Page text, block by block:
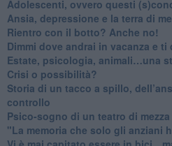
Adolescenti, ovvero questi
Ansia, depressione e la terra di
​Rientro con il botto? Anche no!
Dimmi dove andrai in vacanza e ti
​Estate, psicologia, animali…una
​Crisi o possibilità?
​Storia di un tacco a spillo,
controllo
​Psico-sogno di un teatro di
"La memoria che solo gli anziani